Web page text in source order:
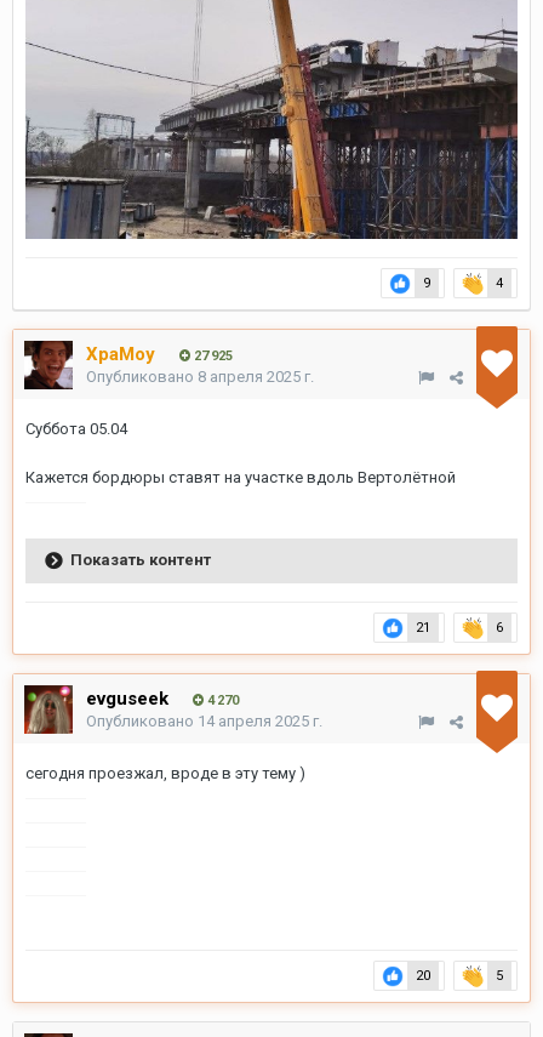
9 4
XpaMoy 27 925
Опубликовано 8 апреля 2025 г.
Суббота 05.04
Кажется бордюры ставят на участке вдоль Вертолётной
Показать контент
21 6
evguseek 4 270
Опубликовано 14 апреля 2025 г.
сегодня проезжал, вроде в эту тему )
20 5